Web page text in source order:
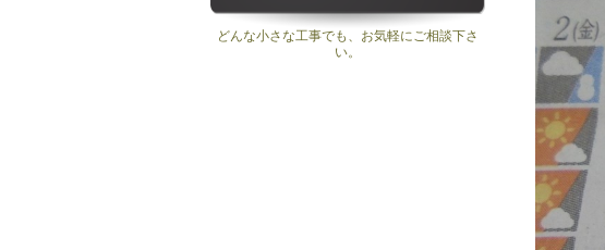
どんな小さな工事でも、お気軽にご相談下さ
い。